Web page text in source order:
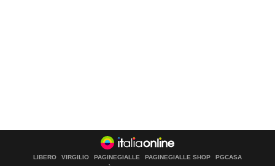
LIBERO VIRGILIO PAGINEGIALLE PAGINEGIALLE SHOP
PGCASA